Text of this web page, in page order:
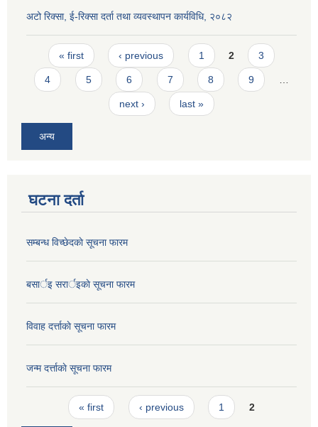
अटो रिक्सा, ई-रिक्सा दर्ता तथा व्यवस्थापन कार्यविधि, २०८२
Pages
« first ‹ previous 1 2 3
4 5 6 7 8 9
next › last »
अन्य
घटना दर्ता
सम्बन्ध विच्छेदकाे सूचना फारम
बसार्इ सरार्इकाे सूचना फारम
विवाह दर्त्ताकाे सूचना फारम
जन्म दर्त्ताकाे सूचना फारम
Pages« first ‹ previous 1 2